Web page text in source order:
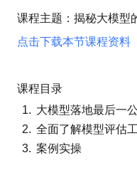
课程主题：揭秘大模型
点击下载本节课程资料
课程目录
大模型落地最后一
全面了解模型评估
案例实操